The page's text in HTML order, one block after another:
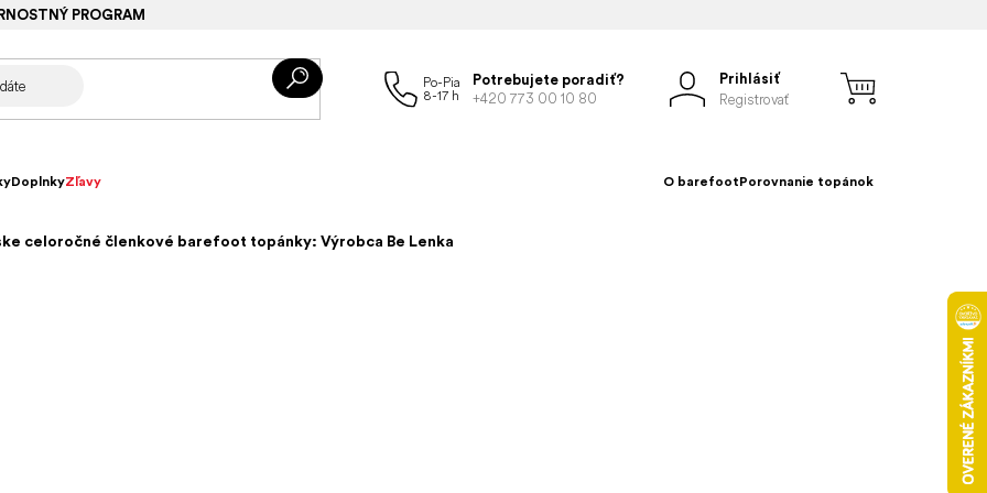
PROGRAM
Potrebujete poradiť?
+420 773 00 10 80
Prihlásiť
Registrovať
DoplnkyZľavy O barefootPorovnanie topánok
celoročné členkové barefoot topánky: Výrobca Be Lenka